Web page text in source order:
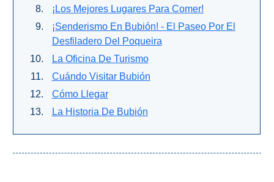
Acuáticos
Kayak
Barranquismo
Lanchas
Parapente
¡Los Mejores Lugares Para Comer!
¡Senderismo En Bubión! - El Paseo Por El
Desfiladero Del Poqueira
La Oficina De Turismo
Cuándo Visitar Bubión
Cómo Llegar
La Historia De Bubión